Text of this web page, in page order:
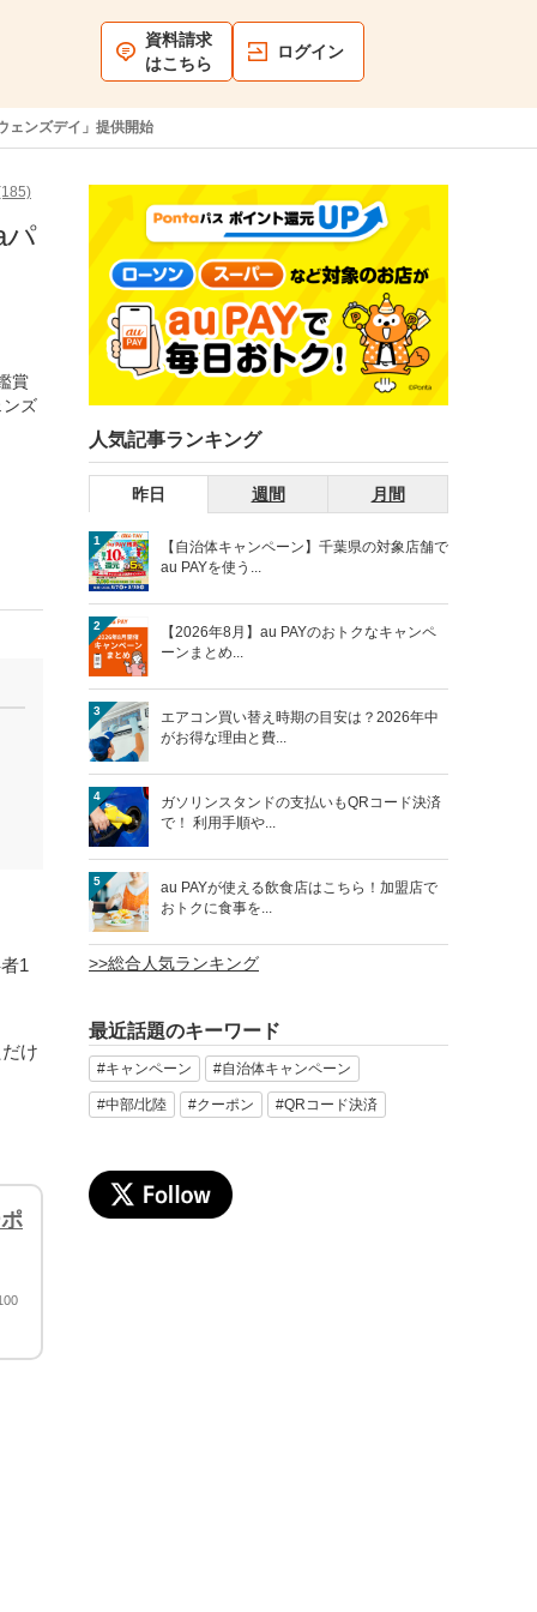
資料請求
はこちら
ログイン
ェンズデイ」提供開始
パ
賞
ンズ
1
け
人気記事ランキング
昨日 週間 月間
1
【自治体キャンペーン】千葉県の対象店舗で
au PAYを使う...
2
【2026年8月】au PAYのおトクなキャンペ
ーンまとめ...
3
エアコン買い替え時期の目安は？2026年中
がお得な理由と費...
4
ガソリンスタンドの支払いもQRコード決済
で！ 利用手順や...
5
au PAYが使える飲食店はこちら！加盟店で
おトクに食事を...
>>総合人気ランキング
最近話題のキーワード
#キャンペーン #自治体キャンペーン
#中部/北陸 #クーポン #QRコード決済